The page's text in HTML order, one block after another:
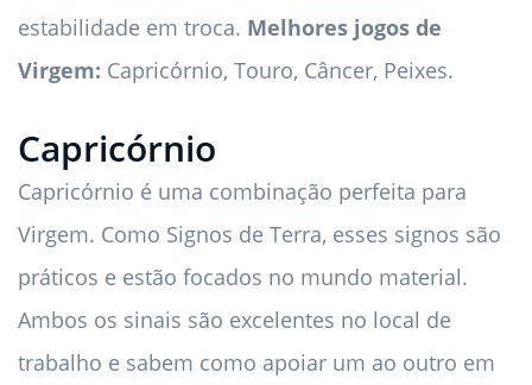
estabilidade em troca. Melhores jogos de
Virgem: Capricórnio, Touro, Câncer, Peixes.
Capricórnio
Capricórnio é uma combinação perfeita para
Virgem. Como Signos de Terra, esses signos são
práticos e estão focados no mundo material.
Ambos os sinais são excelentes no local de
trabalho e sabem como apoiar um ao outro em